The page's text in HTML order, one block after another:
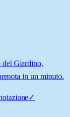
Giardino,
in un minuto.
✓